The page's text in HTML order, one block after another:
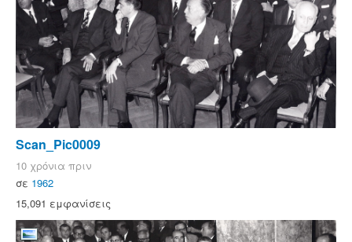
Scan_Pic0009
10 χρόνια πριν
σε 1962
15,091 εμφανίσεις